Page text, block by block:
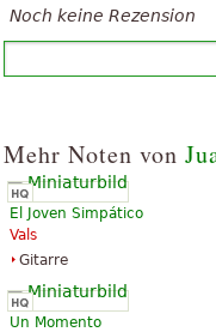
Noch keine Rezension
Mehr Noten von
El Joven Simpático
Vals
Gitarre
Un Momento